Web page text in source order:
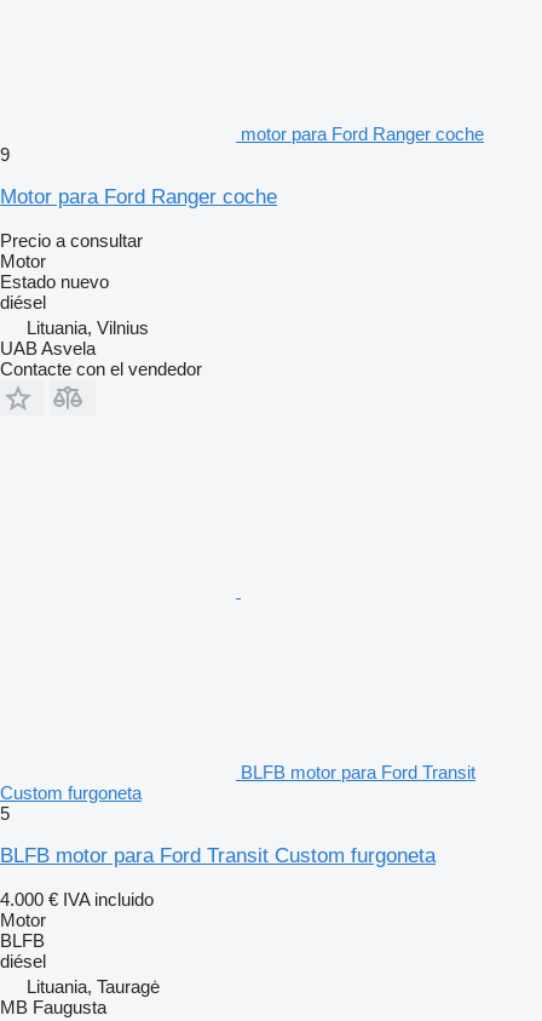
motor para Ford Ranger coche
9
Motor para Ford Ranger coche
Precio a consultar
Motor
Estado nuevo
diésel
Lituania, Vilnius
UAB Asvela
Contacte con el vendedor
BLFB motor para Ford Transit
Custom furgoneta
5
BLFB motor para Ford Transit Custom furgoneta
4.000 € IVA incluido
Motor
BLFB
diésel
Lituania, Tauragė
MB Faugusta